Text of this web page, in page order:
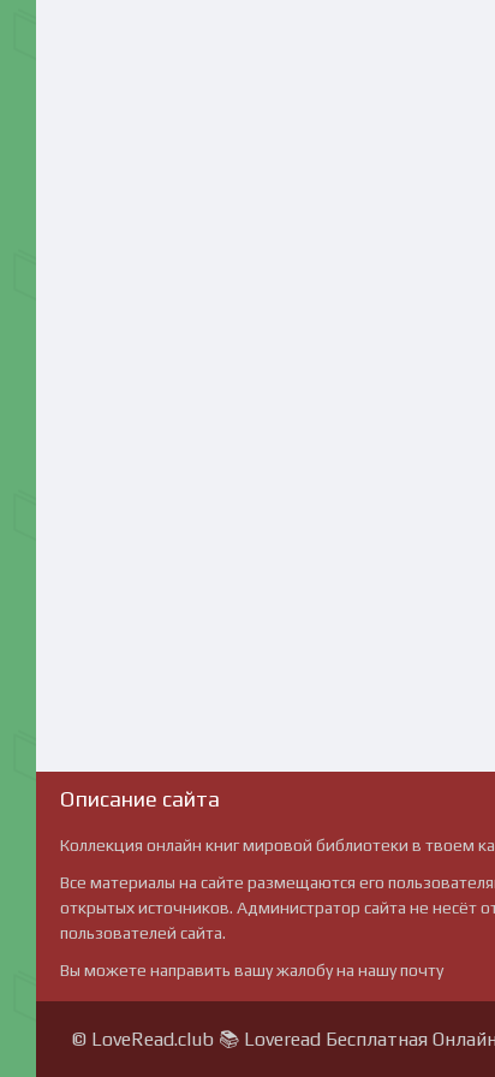
Описание сайта
Коллекция онлайн книг мировой библиотеки в твоем
Все материалы на сайте размещаются его
открытых источников. Администратор сайта не несёт
пользователей сайта.
Вы можете направить вашу жалобу на нашу почту
© LoveRead.club 📚 Loveread Бесплатная